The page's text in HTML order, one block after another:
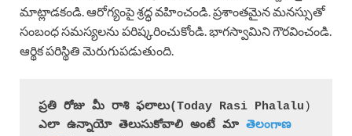
మాట్లాడకండి. ఆరోగ్యంపై శ్రద్ధ వహించండి. ప్రశాంతమైన మనస్సుతో
సంబంధ సమస్యలను పరిష్కరించుకోండి. భాగస్వామిని గౌరవించండి.
ఆర్థిక పరిస్థితి మెరుగుపడుతుంది.
ప్రతి రోజు మీ రాశి ఫలాలు(Today Rasi Phalalu )
ఎలా ఉన్నాయో తెలుసుకోవాలి అంటే మా తెలంగాణ